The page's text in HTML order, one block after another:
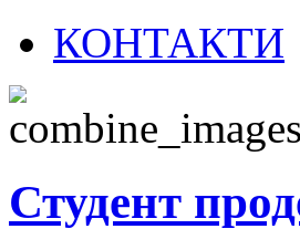
КОНТАКТИ
Студент